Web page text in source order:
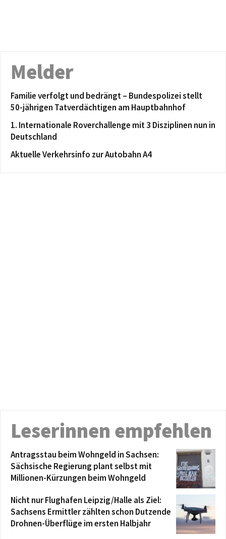
Melder
Familie verfolgt und bedrängt – Bundespolizei stellt
50-jährigen Tatverdächtigen am Hauptbahnhof
1. Internationale Roverchallenge mit 3 Disziplinen nun in
Deutschland
Aktuelle Verkehrsinfo zur Autobahn A4
Leserinnen empfehlen
Antragsstau beim Wohngeld in Sachsen:
Sächsische Regierung plant selbst mit
Millionen-Kürzungen beim Wohngeld
Nicht nur Flughafen Leipzig/Halle als Ziel:
Sachsens Ermittler zählten schon Dutzende
Drohnen-Überflüge im ersten Halbjahr